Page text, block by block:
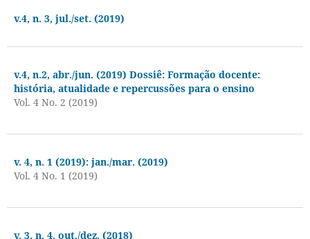
v.4, n. 3, jul./set. (2019)
v.4, n.2, abr./jun. (2019) Dossiê: Formação docente:
história, atualidade e repercussões para o ensino
Vol. 4 No. 2 (2019)
v. 4, n. 1 (2019): jan./mar. (2019)
Vol. 4 No. 1 (2019)
v. 3, n. 4, out./dez. (2018)